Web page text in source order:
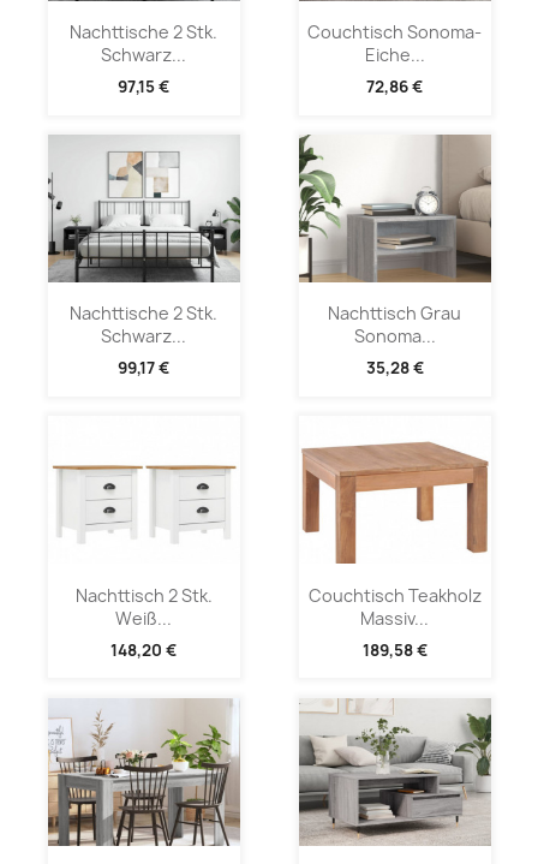
Nachttische 2 Stk.
Schwarz...
97,15 €
Couchtisch Sonoma-
Eiche...
72,86 €
Nachttische 2 Stk.
Schwarz...
99,17 €
Nachttisch Grau
Sonoma...
35,28 €
Nachttisch 2 Stk.
Weiß...
148,20 €
Couchtisch Teakholz
Massiv...
189,58 €